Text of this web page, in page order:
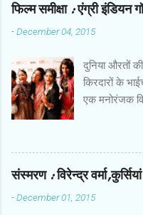
फिल्‍म समीक्षा : एंग्री इंडियन
-December 04, 2015
दुनिया औरतों
किरदारों के
एक मनोरंजक
की फिल्‍म ‘
फिल्‍म में सात
विरोधी तक हैं।
एकत्रित होती
लड़कियों में से
संस्‍मरण : विरेन्‍द्र
-December 01, 2015